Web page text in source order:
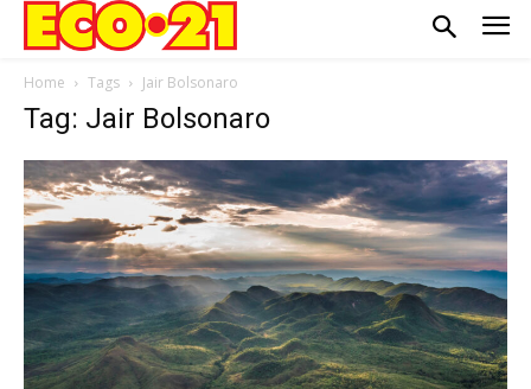
Home Tags Jair Bolsonaro
Tag: Jair Bolsonaro